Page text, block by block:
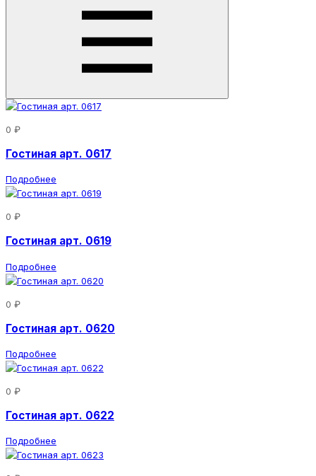
0 ₽
Гостиная арт. 0617
Подробнее
0 ₽
Гостиная арт. 0619
Подробнее
0 ₽
Гостиная арт. 0620
Подробнее
0 ₽
Гостиная арт. 0622
Подробнее